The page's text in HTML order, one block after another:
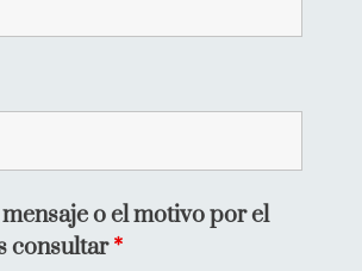
o el motivo por el
consultar*